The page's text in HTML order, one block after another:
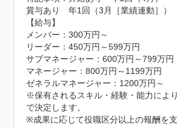
賞与あり　年1回（3月［業績連動］）
【給与】
メンバー：300万円～
リーダー：450万円～599万円
サブマネージャー：600万円～799万円
マネージャー：800万円～1199万円
ゼネラルマネージャー：1200万円～
※保有されるスキル・経験・能力によ
で決定します。
※成果に応じて役職区分以上の報酬を